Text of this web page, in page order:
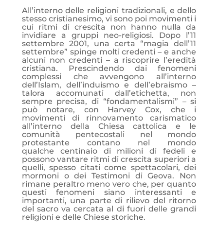
All’interno delle religioni tradizionali, e dello
stesso cristianesimo, vi sono poi movimenti i
cui ritmi di crescita non hanno nulla da
invidiare a gruppi neo-religiosi. Dopo l’11
settembre 2001, una certa “magia dell’11
settembre” spinge molti credenti – e anche
alcuni non credenti – a riscoprire l’eredità
cristiana. Prescindendo dai fenomeni
complessi che avvengono all’interno
dell’Islam, dell’induismo e dell’ebraismo –
talora accomunati dall’etichetta, non
sempre precisa, di “fondamentalismi” – si
può notare, con Harvey Cox, che i
movimenti di rinnovamento carismatico
all’interno della Chiesa cattolica e le
comunità pentecostali nel mondo
protestante contano nel mondo
qualche centinaio di milioni di fedeli e
possono vantare ritmi di crescita superiori a
quelli, spesso citati come spettacolari, dei
mormoni o dei Testimoni di Geova. Non
rimane peraltro meno vero che, per quanto
questi fenomeni siano interessanti e
importanti, una parte di rilievo del ritorno
del sacro va cercata al di fuori delle grandi
religioni e delle Chiese storiche.